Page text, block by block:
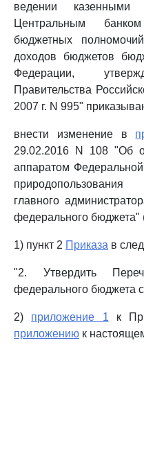
ведении
Центральным
бюджетных
доходов бюджетов
Федерации,
Правительства
2007 г. N 995"
внести изменение в
29.02.2016 N 108 "Об
аппаратом
главного
федерального бюджета"
1) пункт 2 Приказа в
"2. Утвердить
федерального бюджета
2) приложение 1 к
приложению к